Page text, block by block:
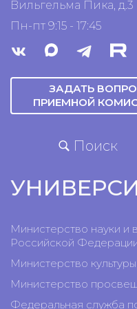
Вильгельма Пика, д.3
Пн-пт 9:15 - 17:45
ЗАДАТЬ
ПРИЕМНОЙ
Поиск
Министерство науки и
Российской
Министерство
Министерство
Федеральная служба